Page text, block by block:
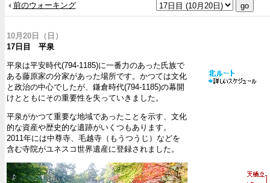
前のウォーキング
10月20日（日）
17日目 平泉
平泉は平安時代(794-1185)に一番力のあった氏族で
ある藤原家の分家があった場所です。かつては文化
と政治の中心でしたが、鎌倉時代(794-1185)の幕開
けとともにその重要性を失っていきました。
平泉がかつて重要な地域であったことを示す、文化
的な資産や歴史的な遺跡がいくつもあります。
2011年には中尊寺、毛越寺（もうつうじ）などを
含む寺院がユネスコ世界遺産に登録されました。